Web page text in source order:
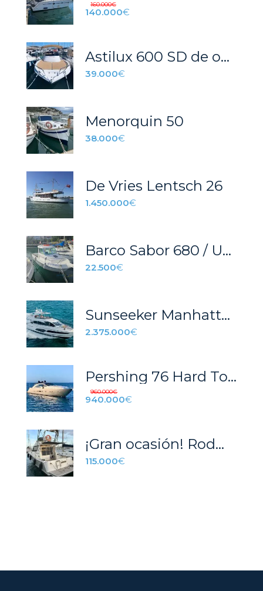
160.000€
140.000€
Astilux 600 SD de ocasión
39.000€
Menorquin 50
38.000€
De Vries Lentsch 26
1.450.000€
Barco Sabor 680 / UBICACIÓN: Murcia
22.500€
Sunseeker Manhattan 66
2.375.000€
Pershing 76 Hard Top (2004)
960.000€
940.000€
¡Gran ocasión! Rodman 1040 en perfecto estado
115.000€